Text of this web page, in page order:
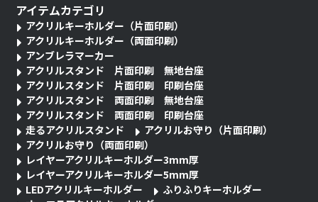
アイテムカテゴリ
アクリルキーホルダー（片面印刷）
アクリルキーホルダー（両面印刷）
アンブレラマーカー
アクリルスタンド 片面印刷 無地台座
アクリルスタンド 片面印刷 印刷台座
アクリルスタンド 両面印刷 無地台座
アクリルスタンド 両面印刷 印刷台座
走るアクリルスタンド
アクリルお守り（片面印刷）
アクリルお守り（両面印刷）
レイヤーアクリルキーホルダー3mm厚
レイヤーアクリルキーホルダー5mm厚
LEDアクリルキーホルダー
ふりふりキーホルダー